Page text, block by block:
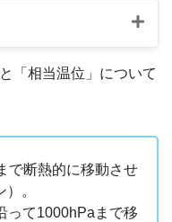
「相当温位」について
で断熱的に移動させ
。
って1000hPaまで移